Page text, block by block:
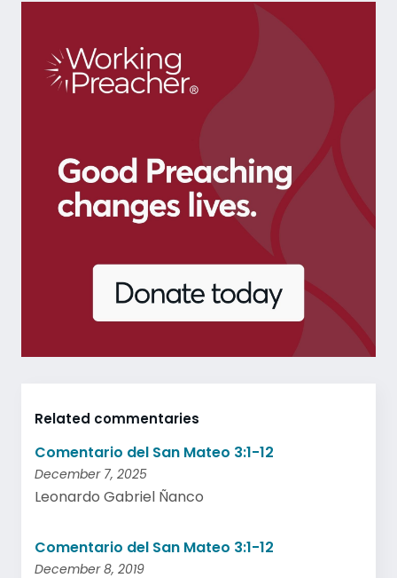
Related commentaries
Comentario del San Mateo 3:1-12
December 7, 2025
Leonardo Gabriel Ñanco
Comentario del San Mateo 3:1-12
December 8, 2019